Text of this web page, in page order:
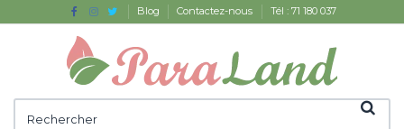
Blog Contactez-nous Tél : 71 180 037